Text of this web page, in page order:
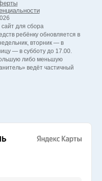
для сбора
ребёнку обновляется в
вторник — в
— в субботу до 17.00.
либо меньшую
ведёт частичный